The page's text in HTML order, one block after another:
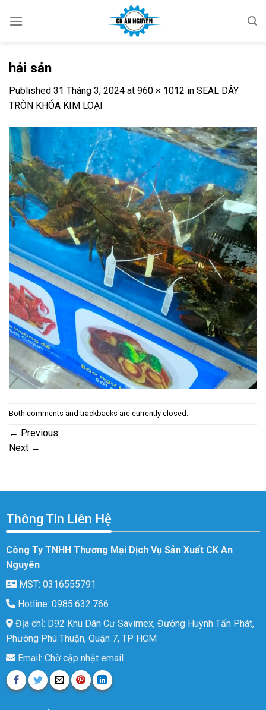
hải sản
Published 31 Tháng 3, 2024 at 960 × 1012 in SEAL DÂY
TRÒN KHÓA KIM LOẠI
Both comments and trackbacks are currently closed.
← Previous
Next →
Thông Tin Liên Hệ
Công Ty TNHH Thương Mại Dịch Vụ Sản Xuất CK An
Nguyên
MST: 0316555791
Hotline: 0985.632.766
Địa chỉ: D92 Khu Dân Cư Savimex, Đường Huỳnh Tấn Phát,
Phường Phú Thuận, Quận 7, TP HCM
Email: Chờ cập nhật email